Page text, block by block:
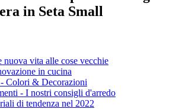
in Seta Small
vita alle cose vecchie
in cucina
Colori & Decorazioni
- I nostri consigli d'arredo
di tendenza nel 2022